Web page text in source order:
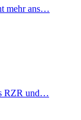
mehr ans…
RZR und…